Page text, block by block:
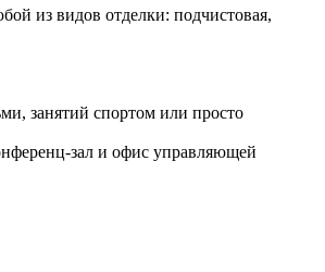
из видов отделки: подчистовая,
занятий спортом или просто
зал и офис управляющей